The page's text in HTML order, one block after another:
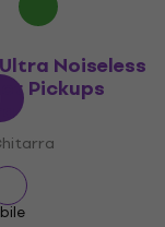
Noiseless
Pickups